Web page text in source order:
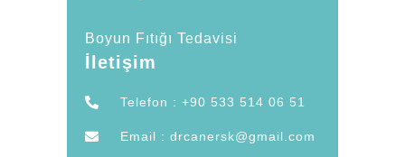
Boyun Fıtığı Tedavisi
İletişim
Telefon : +90 533 514 06 51
Email : drcanersk@gmail.com